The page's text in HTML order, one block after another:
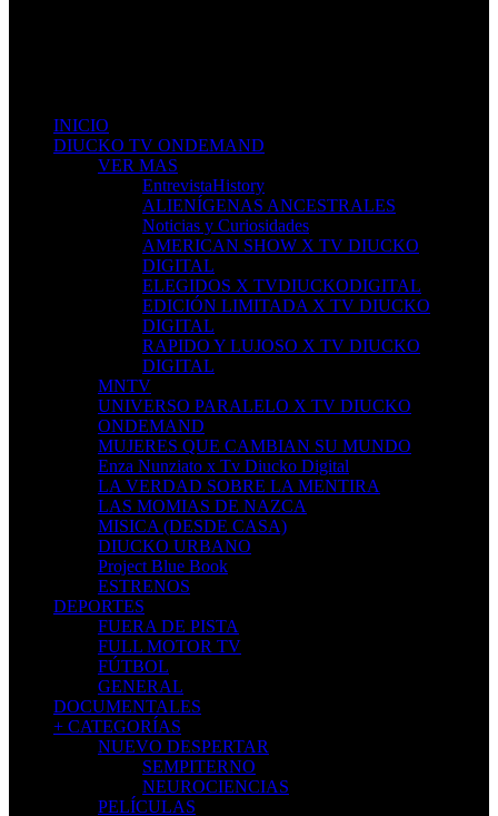
INICIO
DIUCKO TV ONDEMAND
VER MAS
EntrevistaHistory
ALIENÍGENAS ANCESTRALES
Noticias y Curiosidades
AMERICAN SHOW X TV DIUCKO
DIGITAL
ELEGIDOS X TVDIUCKODIGITAL
EDICIÓN LIMITADA X TV DIUCKO
DIGITAL
RAPIDO Y LUJOSO X TV DIUCKO
DIGITAL
MNTV
UNIVERSO PARALELO X TV DIUCKO
ONDEMAND
MUJERES QUE CAMBIAN SU MUNDO
Enza Nunziato x Tv Diucko Digital
LA VERDAD SOBRE LA MENTIRA
LAS MOMIAS DE NAZCA
MISICA (DESDE CASA)
DIUCKO URBANO
Project Blue Book
ESTRENOS
DEPORTES
FUERA DE PISTA
FULL MOTOR TV
FÚTBOL
GENERAL
DOCUMENTALES
+ CATEGORÍAS
NUEVO DESPERTAR
SEMPITERNO
NEUROCIENCIAS
PELÍCULAS